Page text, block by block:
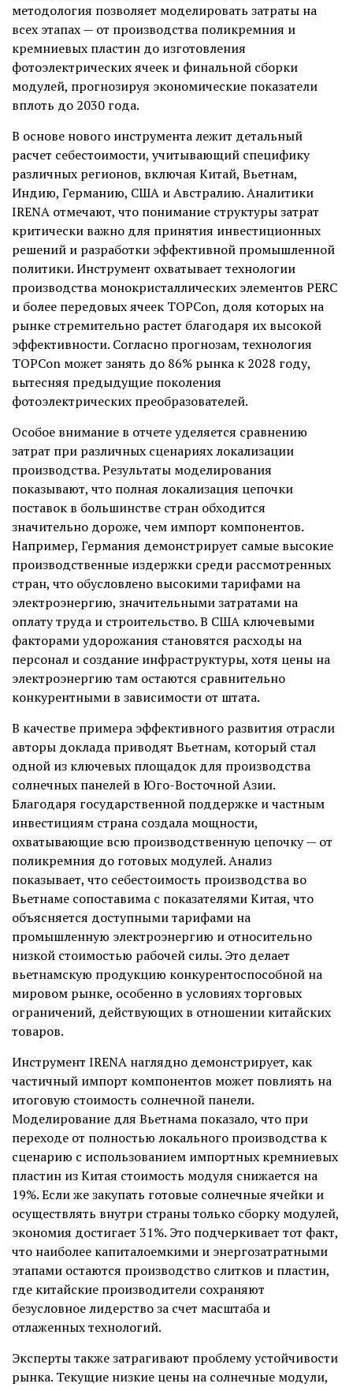
методология позволяет моделировать затраты на
всех этапах — от производства поликремния и
кремниевых пластин до изготовления
фотоэлектрических ячеек и финальной сборки
модулей, прогнозируя экономические показатели
вплоть до 2030 года.
В основе нового инструмента лежит детальный
расчет себестоимости, учитывающий специфику
различных регионов, включая Китай, Вьетнам,
Индию, Германию, США и Австралию. Аналитики
IRENA отмечают, что понимание структуры затрат
критически важно для принятия инвестиционных
решений и разработки эффективной промышленной
политики. Инструмент охватывает технологии
производства монокристаллических элементов PERC
и более передовых ячеек TOPCon, доля которых на
рынке стремительно растет благодаря их высокой
эффективности. Согласно прогнозам, технология
TOPCon может занять до 86% рынка к 2028 году,
вытесняя предыдущие поколения
фотоэлектрических преобразователей.
Особое внимание в отчете уделяется сравнению
затрат при различных сценариях локализации
производства. Результаты моделирования
показывают, что полная локализация цепочки
поставок в большинстве стран обходится
значительно дороже, чем импорт компонентов.
Например, Германия демонстрирует самые высокие
производственные издержки среди рассмотренных
стран, что обусловлено высокими тарифами на
электроэнергию, значительными затратами на
оплату труда и строительство. В США ключевыми
факторами удорожания становятся расходы на
персонал и создание инфраструктуры, хотя цены на
электроэнергию там остаются сравнительно
конкурентными в зависимости от штата.
В качестве примера эффективного развития отрасли
авторы доклада приводят Вьетнам, который стал
одной из ключевых площадок для производства
солнечных панелей в Юго-Восточной Азии.
Благодаря государственной поддержке и частным
инвестициям страна создала мощности,
охватывающие всю производственную цепочку — от
поликремния до готовых модулей. Анализ
показывает, что себестоимость производства во
Вьетнаме сопоставима с показателями Китая, что
объясняется доступными тарифами на
промышленную электроэнергию и относительно
низкой стоимостью рабочей силы. Это делает
вьетнамскую продукцию конкурентоспособной на
мировом рынке, особенно в условиях торговых
ограничений, действующих в отношении китайских
товаров.
Инструмент IRENA наглядно демонстрирует, как
частичный импорт компонентов может повлиять на
итоговую стоимость солнечной панели.
Моделирование для Вьетнама показало, что при
переходе от полностью локального производства к
сценарию с использованием импортных кремниевых
пластин из Китая стоимость модуля снижается на
19%. Если же закупать готовые солнечные ячейки и
осуществлять внутри страны только сборку модулей,
экономия достигает 31%. Это подчеркивает тот факт,
что наиболее капиталоемкими и энергозатратными
этапами остаются производство слитков и пластин,
где китайские производители сохраняют
безусловное лидерство за счет масштаба и
отлаженных технологий.
Эксперты также затрагивают проблему устойчивости
рынка. Текущие низкие цены на солнечные модули,